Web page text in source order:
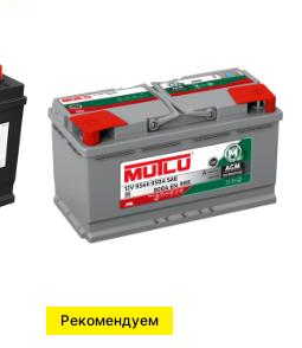
Рекомендуем